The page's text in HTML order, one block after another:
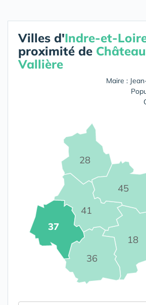
Villes d'Indre-et-
proximité de
Vallière
Maire :
18
28
36
37
41
45